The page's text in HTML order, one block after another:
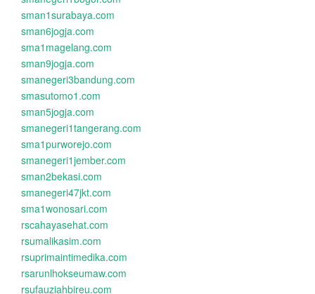
sman1surabaya.com
sman6jogja.com
sma1magelang.com
sman9jogja.com
smanegeri3bandung.com
smasutomo1.com
sman5jogja.com
smanegeri1tangerang.com
sma1purworejo.com
smanegeri1jember.com
sman2bekasi.com
smanegeri47jkt.com
sma1wonosari.com
rscahayasehat.com
rsumalikasim.com
rsuprimaintimedika.com
rsarunlhokseumaw.com
rsufauziahbireu.com